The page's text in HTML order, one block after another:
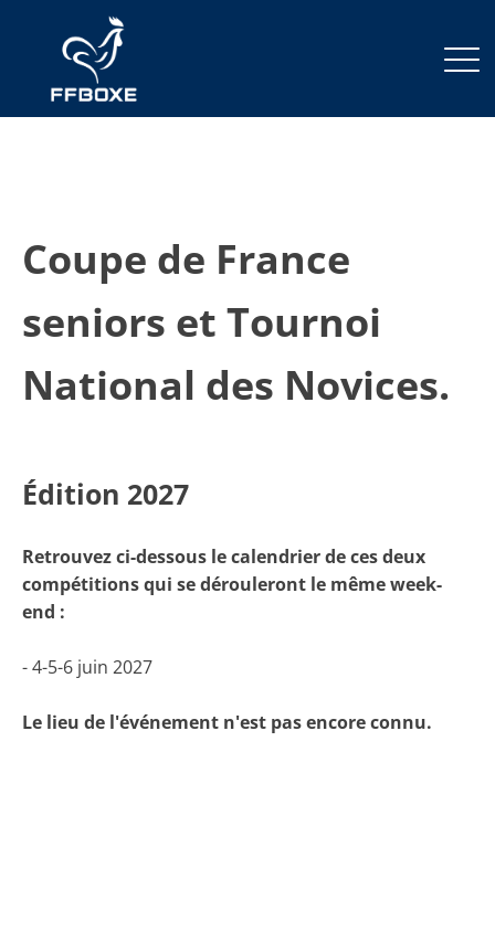
Coupe de France
seniors et Tournoi
National des Novices.
Édition 2027
Retrouvez ci-dessous le calendrier de ces deux
compétitions qui se dérouleront le même week-
end :
- 4-5-6 juin 2027
Le lieu de l'événement n'est pas encore connu.